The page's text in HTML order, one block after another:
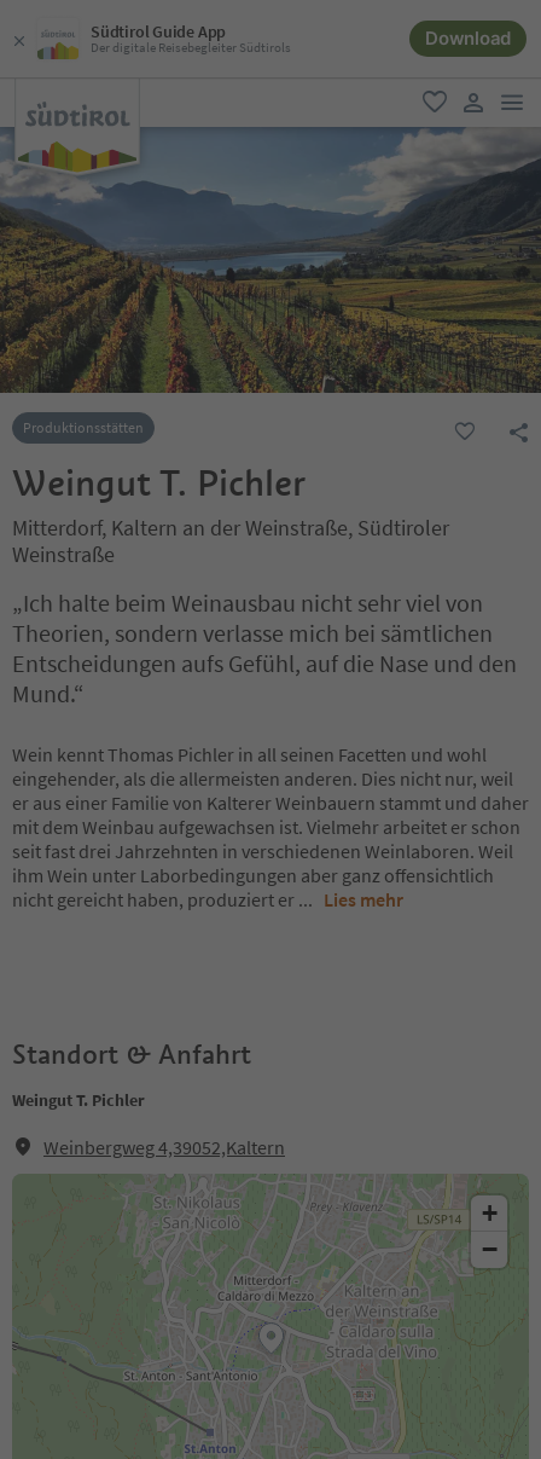
Südtirol Guide App
Der digitale Reisebegleiter Südtirols Download
favorit
Produktionsstätten
Weingut T. Pichler
Mitterdorf, Kaltern an der Weinstraße, Südtiroler
Weinstraße
„Ich halte beim Weinausbau nicht sehr viel von
Theorien, sondern verlasse mich bei sämtlichen
Entscheidungen aufs Gefühl, auf die Nase und den
Mund.“
Wein kennt Thomas Pichler in all seinen Facetten und wohl
eingehender, als die allermeisten anderen. Dies nicht nur, weil
er aus einer Familie von Kalterer Weinbauern stammt und daher
mit dem Weinbau aufgewachsen ist. Vielmehr arbeitet er schon
seit fast drei Jahrzehnten in verschiedenen Weinlaboren. Weil
ihm Wein unter Laborbedingungen aber ganz offensichtlich
nicht gereicht haben, produziert er ... Lies mehr
Standort & Anfahrt
Weingut T. Pichler
Weinbergweg 4,39052,Kaltern
+
−